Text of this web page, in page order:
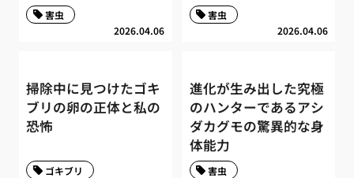
2026.04.06
害虫
2026.04.06
害虫
掃除中に見つけたゴキ
ブリの卵の正体と私の
恐怖
ゴキブリ
進化が生み出した究極
のハンターであるアシ
ダカグモの驚異的な身
体能力
害虫